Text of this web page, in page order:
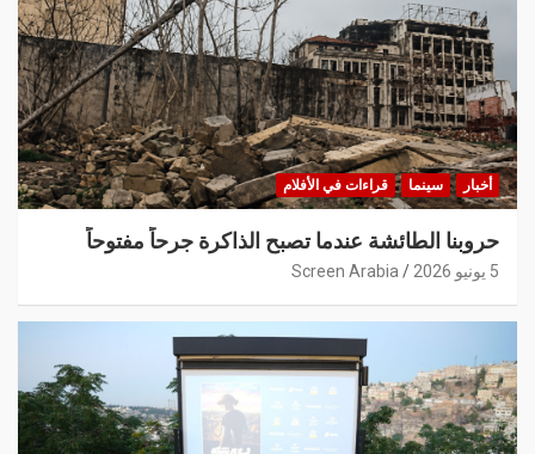
أخبار سينما قراءات في الأفلام
حروبنا الطائشة عندما تصبح الذاكرة جرحاً مفتوحاً
5 يونيو 2026 Screen Arabia